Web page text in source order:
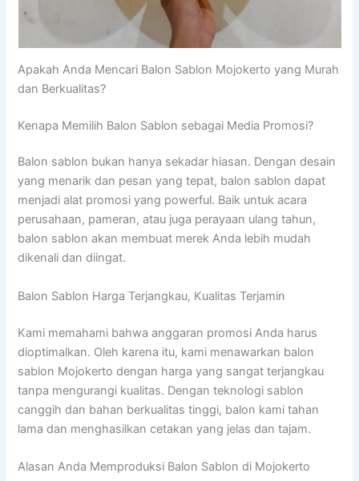
Apakah Anda Mencari Balon Sablon Mojokerto yang Murah
dan Berkualitas?
Kenapa Memilih Balon Sablon sebagai Media Promosi?
Balon sablon bukan hanya sekadar hiasan. Dengan desain
yang menarik dan pesan yang tepat, balon sablon dapat
menjadi alat promosi yang powerful. Baik untuk acara
perusahaan, pameran, atau juga perayaan ulang tahun,
balon sablon akan membuat merek Anda lebih mudah
dikenali dan diingat.
Balon Sablon Harga Terjangkau, Kualitas Terjamin
Kami memahami bahwa anggaran promosi Anda harus
dioptimalkan. Oleh karena itu, kami menawarkan balon
sablon Mojokerto dengan harga yang sangat terjangkau
tanpa mengurangi kualitas. Dengan teknologi sablon
canggih dan bahan berkualitas tinggi, balon kami tahan
lama dan menghasilkan cetakan yang jelas dan tajam.
Alasan Anda Memproduksi Balon Sablon di Mojokerto